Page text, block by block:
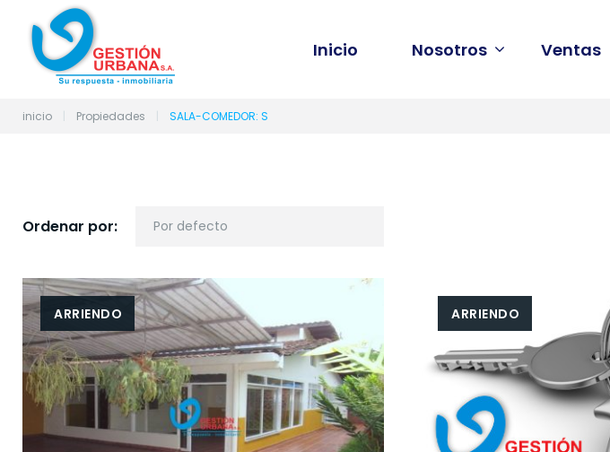
Inicio Nosotros Ventas
inicio Propiedades SALA-COMEDOR: S
Ordenar por:
ARRIENDO ARRIENDO